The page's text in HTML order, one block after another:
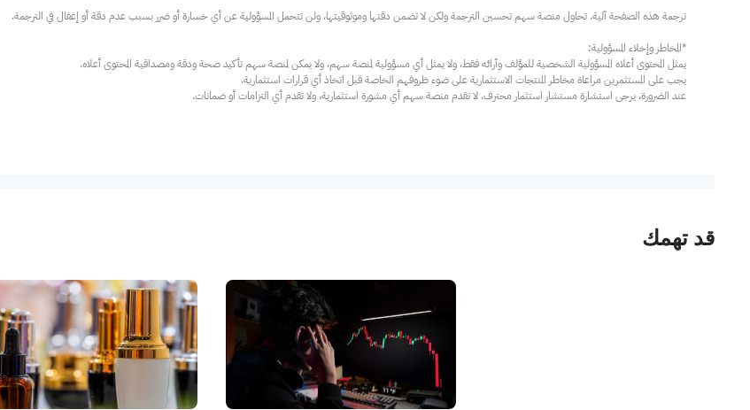
عند الضرورة، يرجى استشارة مستشار استثمار محترف. لا تقدم منصة سهم أي مشورة استثمارية، ولا تقدم أي التزامات أو ضمانات.
قد تهمك